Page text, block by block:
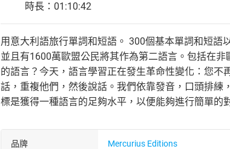
時長：01:10:42
用意大利語旅行單詞和短語。 300個基本單詞和短
並且有1600萬歐盟公民將其作為第二語言。包括在
的語言？今天，語言學習正在發生革命性變化：您
話，重複他們，然後說話。我們依靠發音，口頭排
標是獲得一種語言的足夠水平，以便能夠進行簡單
品牌 Mercurius Editions